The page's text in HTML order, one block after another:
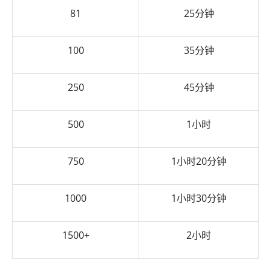
81 25分钟
100 35分钟
250 45分钟
500 1小时
750 1小时20分钟
1000 1小时30分钟
1500+ 2小时